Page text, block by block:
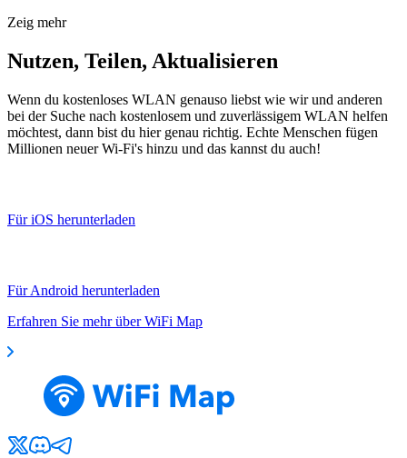
Zeig mehr
Nutzen, Teilen, Aktualisieren
Wenn du kostenloses WLAN genauso liebst wie wir und anderen
bei der Suche nach kostenlosem und zuverlässigem WLAN helfen
möchtest, dann bist du hier genau richtig. Echte Menschen fügen
Millionen neuer Wi-Fi's hinzu und das kannst du auch!
Für iOS herunterladen
Für Android herunterladen
Erfahren Sie mehr über WiFi Map